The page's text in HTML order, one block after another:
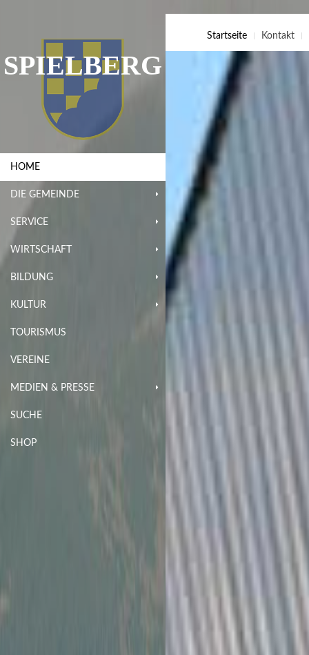
SPIELBERG
HOME
DIE GEMEINDE
SERVICE
WIRTSCHAFT
BILDUNG
KULTUR
TOURISMUS
VEREINE
MEDIEN & PRESSE
SUCHE
SHOP
Startseite Kontakt